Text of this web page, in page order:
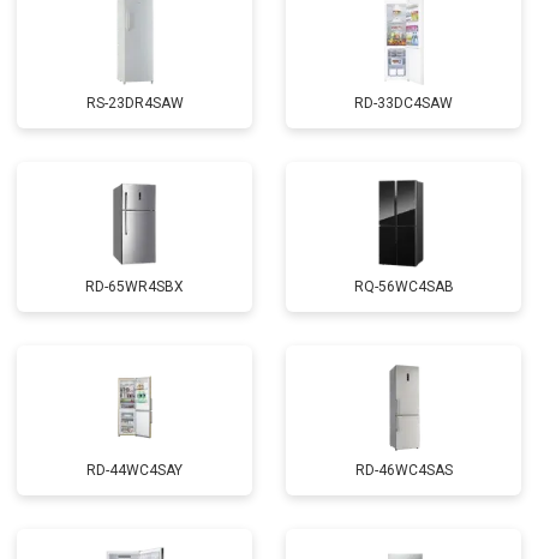
RS-23DR4SAW RD-33DC4SAW
RD-65WR4SBX RQ-56WC4SAB
RD-44WC4SAY RD-46WC4SAS